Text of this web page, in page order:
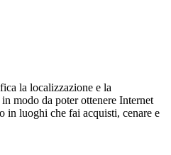
la localizzazione e la
modo da poter ottenere Internet
in luoghi che fai acquisti, cenare e